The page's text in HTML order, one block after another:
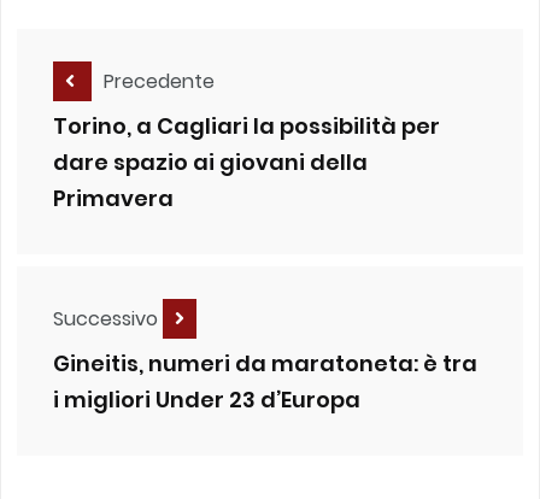
Precedente
Torino, a Cagliari la possibilità per
dare spazio ai giovani della
Primavera
Successivo
Gineitis, numeri da maratoneta: è tra
i migliori Under 23 d’Europa